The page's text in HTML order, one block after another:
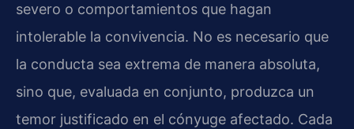
severo o comportamientos que hagan
intolerable la convivencia. No es necesario que
la conducta sea extrema de manera absoluta,
sino que, evaluada en conjunto, produzca un
temor justificado en el cónyuge afectado. Cada